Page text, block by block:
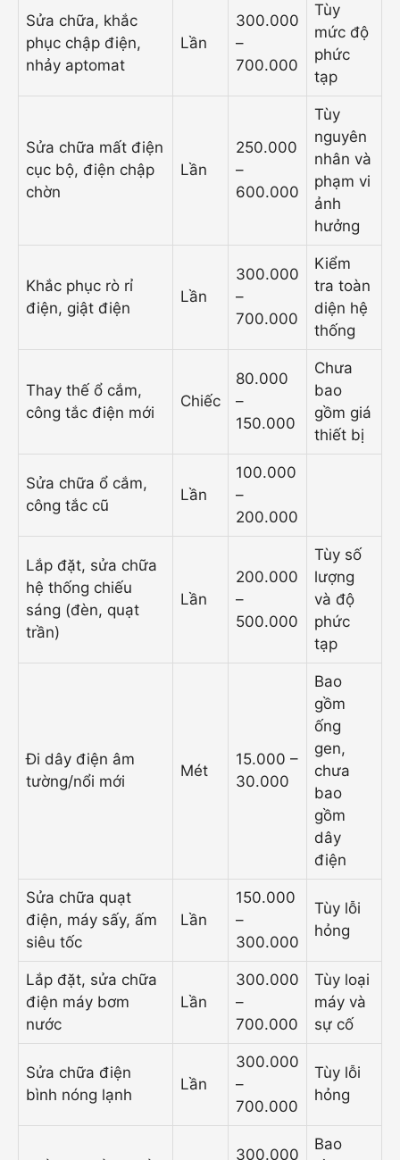
Sửa chữa, khắc
phục chập điện,
nhảy aptomat
Lần
300.000
–
700.000
Tùy
mức độ
phức
tạp
Sửa chữa mất điện
cục bộ, điện chập
chờn
Lần
250.000
–
600.000
Tùy
nguyên
nhân và
phạm vi
ảnh
hưởng
Khắc phục rò rỉ
điện, giật điện
Lần
300.000
–
700.000
Kiểm
tra toàn
diện hệ
thống
Thay thế ổ cắm,
công tắc điện mới
Chiếc
80.000
–
150.000
Chưa
bao
gồm giá
thiết bị
Sửa chữa ổ cắm,
công tắc cũ
Lần
100.000
–
200.000
Lắp đặt, sửa chữa
hệ thống chiếu
sáng (đèn, quạt
trần)
Lần
200.000
–
500.000
Tùy số
lượng
và độ
phức
tạp
Đi dây điện âm
tường/nổi mới
Mét
15.000 –
30.000
Bao
gồm
ống
gen,
chưa
bao
gồm
dây
điện
Sửa chữa quạt
điện, máy sấy, ấm
siêu tốc
Lần
150.000
–
300.000
Tùy lỗi
hỏng
Lắp đặt, sửa chữa
điện máy bơm
nước
Lần
300.000
–
700.000
Tùy loại
máy và
sự cố
Sửa chữa điện
bình nóng lạnh
Lần
300.000
–
700.000
Tùy lỗi
hỏng
300.000
Bao